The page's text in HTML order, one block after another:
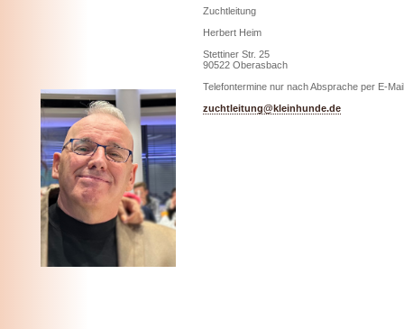
Zuchtleitung
Herbert Heim
Stettiner Str. 25
90522 Oberasbach
Telefontermine nur nach Absprache per E-Mail
zuchtleitung@kleinhunde.de